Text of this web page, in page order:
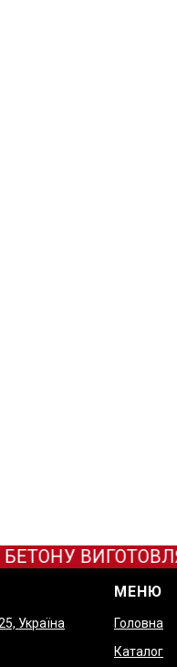
Україна
МЕНЮ
Головна
Каталог